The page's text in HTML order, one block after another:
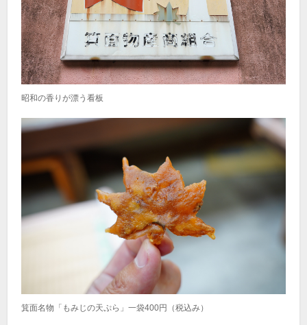
昭和の香りが漂う看板
箕面名物「もみじの天ぷら」一袋400円（税込み）